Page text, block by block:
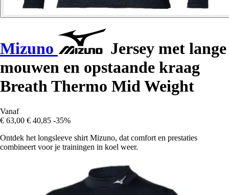
Mizuno
Jersey met lange
mouwen en opstaande kraag
Breath Thermo Mid Weight
Vanaf
€ 63,00 € 40,85 -35%
Ontdek het longsleeve shirt Mizuno, dat comfort en prestaties
combineert voor je trainingen in koel weer.